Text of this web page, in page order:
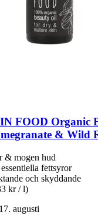
FOOD Organic
& Wild
& mogen hud
fettsyror
och skyddande
kr / l)
augusti